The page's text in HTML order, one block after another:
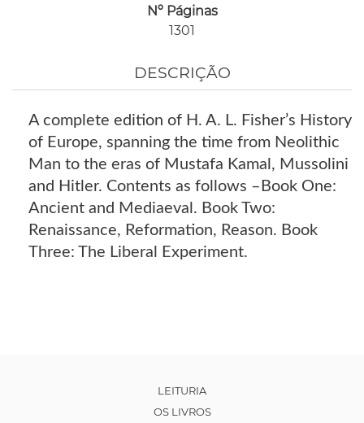
Nº Páginas
1301
DESCRIÇÃO
A complete edition of H. A. L. Fisher’s History
of Europe, spanning the time from Neolithic
Man to the eras of Mustafa Kamal, Mussolini
and Hitler. Contents as follows –Book One:
Ancient and Mediaeval. Book Two:
Renaissance, Reformation, Reason. Book
Three: The Liberal Experiment.
LEITURIA
OS LIVROS